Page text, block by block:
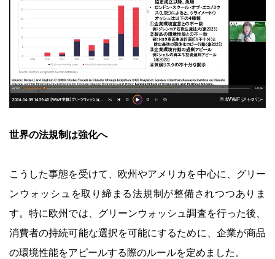
© WWFジャパン
世界の法規制は強化へ
こうした事態を受けて、欧州やアメリカを中心に、グリー
ンウォッシュを取り締まる法規制が整備されつつありま
す。特に欧州では、グリーンウォッシュ調査を行った後、
消費者の持続可能な選択を可能にするために、企業が商品
の環境性能をアピールする際のルールを定めました。